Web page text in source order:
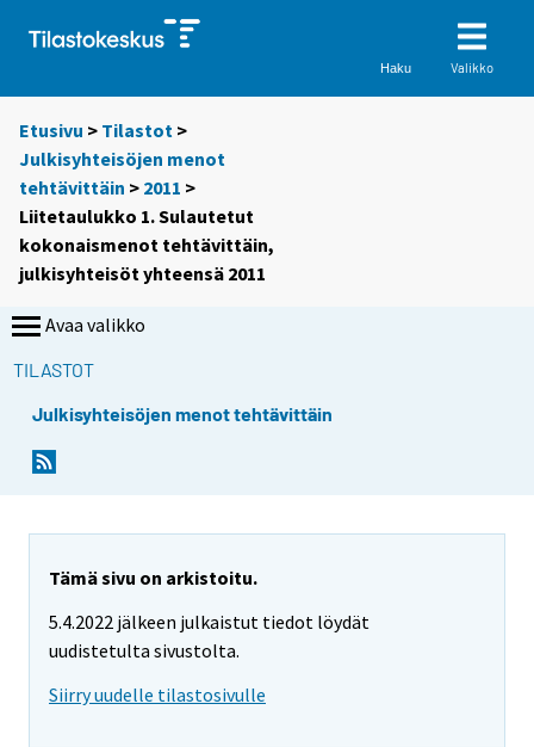
Haku Valikko
Etusivu > Tilastot >
Julkisyhteisöjen menot
tehtävittäin > 2011 >
Liitetaulukko 1. Sulautetut
kokonaismenot tehtävittäin,
julkisyhteisöt yhteensä 2011
Avaa valikko
TILASTOT
Julkisyhteisöjen menot tehtävittäin
Tämä sivu on arkistoitu.
5.4.2022 jälkeen julkaistut tiedot löydät
uudistetulta sivustolta.
Siirry uudelle tilastosivulle